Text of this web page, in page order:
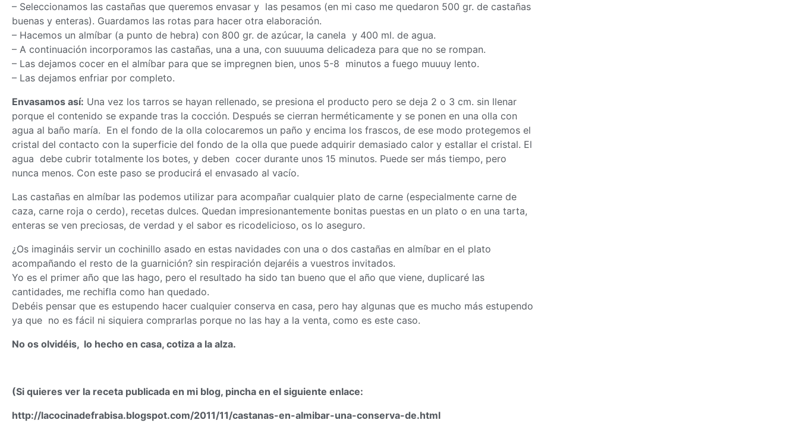
– Seleccionamos las castañas que queremos envasar y las pesamos (en mi caso me quedaron 500 gr. de castañas
buenas y enteras). Guardamos las rotas para hacer otra elaboración.
– Hacemos un almíbar (a punto de hebra) con 800 gr. de azúcar, la canela y 400 ml. de agua.
– A continuación incorporamos las castañas, una a una, con suuuuma delicadeza para que no se rompan.
– Las dejamos cocer en el almíbar para que se impregnen bien, unos 5-8 minutos a fuego muuuy lento.
– Las dejamos enfriar por completo.
Envasamos así: Una vez los tarros se hayan rellenado, se presiona el producto pero se deja 2 o 3 cm. sin llenar
porque el contenido se expande tras la cocción. Después se cierran herméticamente y se ponen en una olla con
agua al baño maría. En el fondo de la olla colocaremos un paño y encima los frascos, de ese modo protegemos el
cristal del contacto con la superficie del fondo de la olla que puede adquirir demasiado calor y estallar el cristal. El
agua debe cubrir totalmente los botes, y deben cocer durante unos 15 minutos. Puede ser más tiempo, pero
nunca menos. Con este paso se producirá el envasado al vacío.
Las castañas en almíbar las podemos utilizar para acompañar cualquier plato de carne (especialmente carne de
caza, carne roja o cerdo), recetas dulces. Quedan impresionantemente bonitas puestas en un plato o en una tarta,
enteras se ven preciosas, de verdad y el sabor es ricodelicioso, os lo aseguro.
¿Os imagináis servir un cochinillo asado en estas navidades con una o dos castañas en almíbar en el plato
acompañando el resto de la guarnición? sin respiración dejaréis a vuestros invitados.
Yo es el primer año que las hago, pero el resultado ha sido tan bueno que el año que viene, duplicaré las
cantidades, me rechifla como han quedado.
Debéis pensar que es estupendo hacer cualquier conserva en casa, pero hay algunas que es mucho más estupendo
ya que no es fácil ni siquiera comprarlas porque no las hay a la venta, como es este caso.
No os olvidéis, lo hecho en casa, cotiza a la alza.
(Si quieres ver la receta publicada en mi blog, pincha en el siguiente enlace:
http://lacocinadefrabisa.blogspot.com/2011/11/castanas-en-almibar-una-conserva-de.html